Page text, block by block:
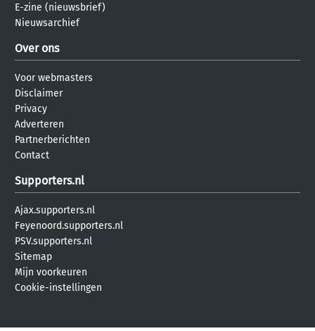
E-zine (nieuwsbrief)
Nieuwsarchief
Over ons
Voor webmasters
Disclaimer
Privacy
Adverteren
Partnerberichten
Contact
Supporters.nl
Ajax.supporters.nl
Feyenoord.supporters.nl
PSV.supporters.nl
Sitemap
Mijn voorkeuren
Cookie-instellingen